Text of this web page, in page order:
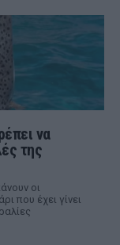
να
της
οι
που έχει γίνει